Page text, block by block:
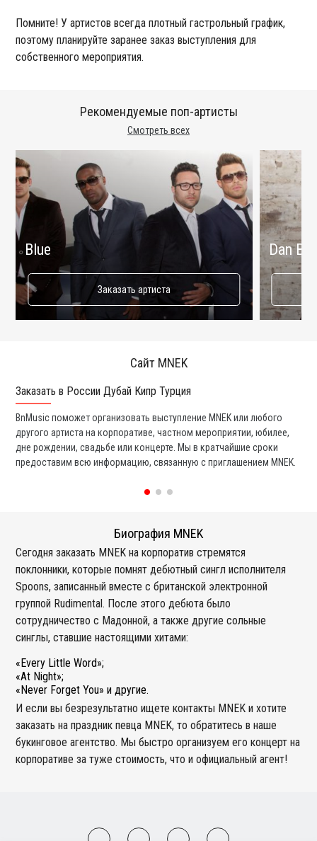
Помните! У артистов всегда плотный гастрольный график,
поэтому планируйте заранее заказ выступления для
собственного мероприятия.
Смотреть всех
Рекомендуемые поп-артисты
Blue
Заказать артиста
Dan
Сайт MNEK
Заказать в России Дубай Кипр Турция
BnMusic поможет организовать выступление MNEK или любого
другого артиста на корпоративе, частном мероприятии, юбилее,
дне рождении, свадьбе или концерте. Мы в кратчайшие сроки
предоставим всю информацию, связанную с приглашением MNEK.
Биография MNEK
Сегодня заказать MNEK на корпоратив стремятся
поклонники, которые помнят дебютный сингл исполнителя
Spoons, записанный вместе с британской электронной
группой Rudimental. После этого дебюта было
сотрудничество с Мадонной, а также другие сольные
синглы, ставшие настоящими хитами:
«Every Little Word»;
«At Night»;
«Never Forget You» и другие.
И если вы безрезультатно ищете контакты MNEK и хотите
заказать на праздник певца MNEK, то обратитесь в наше
букинговое агентство. Мы быстро организуем его концерт на
корпоративе за туже стоимость, что и официальный агент!